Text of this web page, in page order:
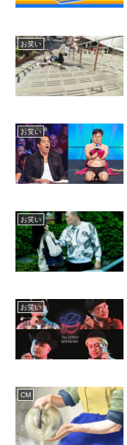
お笑い
お笑い
お笑い
お笑い
CM